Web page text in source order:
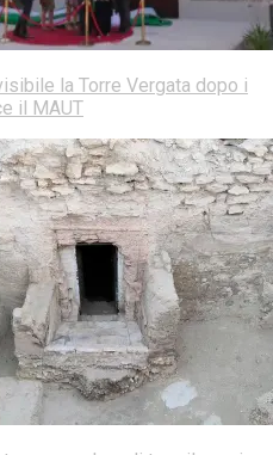
la Torre Vergata dopo i
il MAUT